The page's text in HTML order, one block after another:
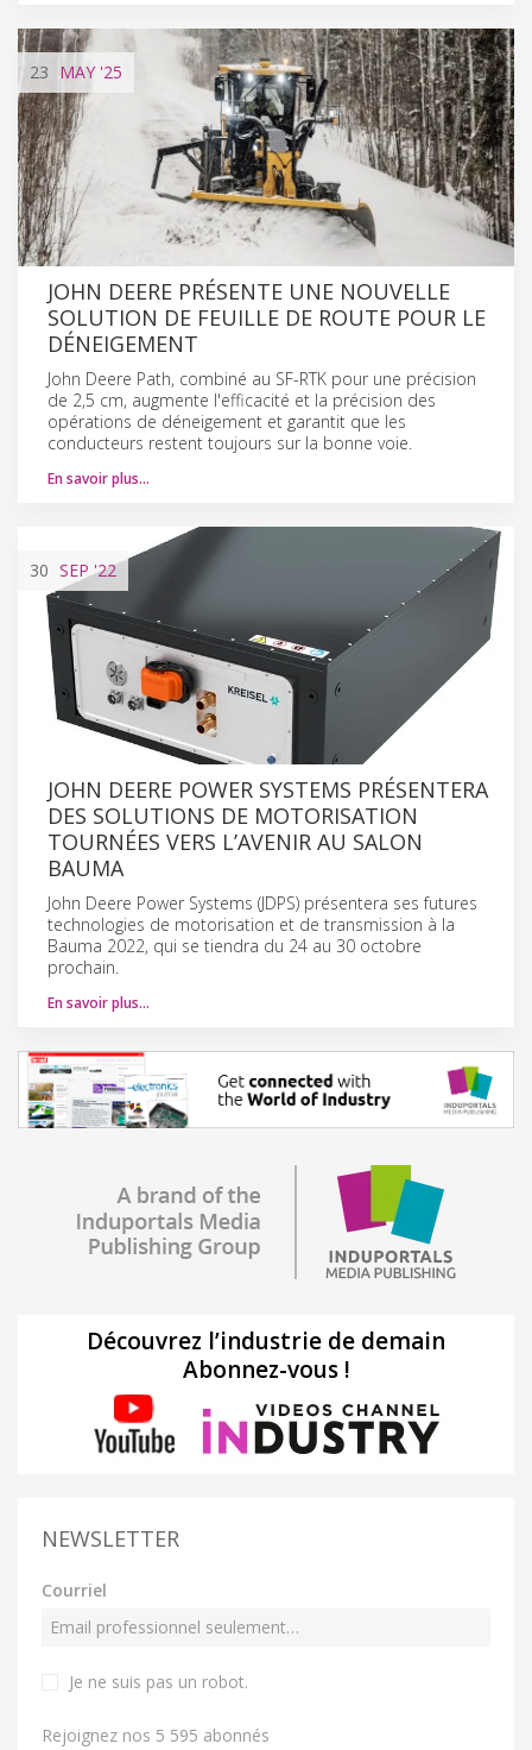
23 MAY '25
JOHN DEERE PRÉSENTE UNE NOUVELLE
SOLUTION DE FEUILLE DE ROUTE POUR LE
DÉNEIGEMENT
John Deere Path, combiné au SF-RTK pour une précision
de 2,5 cm, augmente l'efficacité et la précision des
opérations de déneigement et garantit que les
conducteurs restent toujours sur la bonne voie.
En savoir plus…
30 SEP'22
JOHN DEERE POWER SYSTEMS PRÉSENTERA
DES SOLUTIONS DE MOTORISATION
TOURNÉES VERS L’AVENIR AU SALON
BAUMA
John Deere Power Systems (JDPS) présentera ses futures
technologies de motorisation et de transmission à la
Bauma 2022, qui se tiendra du 24 au 30 octobre
prochain.
En savoir plus…
Découvrez l’industrie de demain
Abonnez-vous !
NEWSLETTER
Courriel
Je ne suis pas un robot.
Rejoignez nos 5 595 abonnés